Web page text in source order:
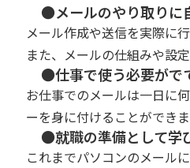
●メールのやり取りに
メール作成や送信を実際に
また、メールの仕組みや設
●仕事で使う必要がで
お仕事でのメールは一日に
ーを身に付けることができま
●就職の準備として学
これまでパソコンのメール